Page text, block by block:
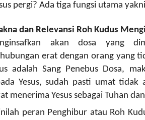
pergi? Ada tiga fungsi utama
dan Relevansi Roh Kudus
akan dosa yang
erat dengan orang yang
adalah Sang Penebus Dosa,
Yesus, sudah pasti umat tidak
menerima Yesus sebagai Tuhan
peran Penghibur atau Roh